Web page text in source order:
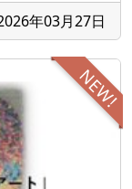
年03月27日
NEW!